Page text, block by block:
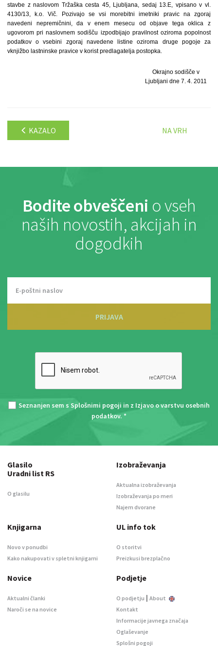
stavbe z naslovom Tržaška cesta 45, Ljubljana, sedaj 13.E, vpisano v vl.
4130/13, k.o. Vič. Pozivajo se vsi morebitni imetniki pravic na zgoraj
navedeni nepremičnini, da v enem mesecu od objave tega oklica z
ugovorom pri naslovnem sodišču izpodbijajo pravilnost oziroma popolnost
podatkov o vsebini zgoraj navedene listine oziroma druge pogoje za
vknjižbo lastninske pravice v korist predlagatelja postopka.
Okrajno sodišče v
Ljubljani dne 7. 4. 2011
KAZALO NA VRH
Bodite obveščeni o vseh
naših novostih, akcijah in
dogodkih
PRIJAVA
Seznanjen sem s Splošnimi pogoji in z Izjavo o varstvu osebnih
podatkov. *
Glasilo
Uradni list RS
O glasilu
Izobraževanja
Aktualna izobraževanja
Izobraževanja po meri
Najem dvorane
Knjigarna
Novo v ponudbi
Kako nakupovati v spletni knjigarni
UL info tok
O storitvi
Preizkusi brezplačno
Novice
Aktualni članki
Naroči se na novice
Podjetje
O podjetju | About
Kontakt
Informacije javnega značaja
Oglaševanje
Splošni pogoji